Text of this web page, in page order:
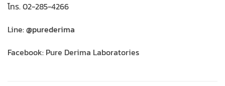
โทร. 02-285-4266
Line:@purederima
Facebook: Pure Derima Laboratories